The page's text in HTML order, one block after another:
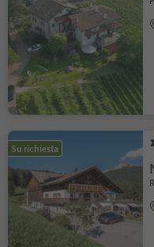
Su richiesta